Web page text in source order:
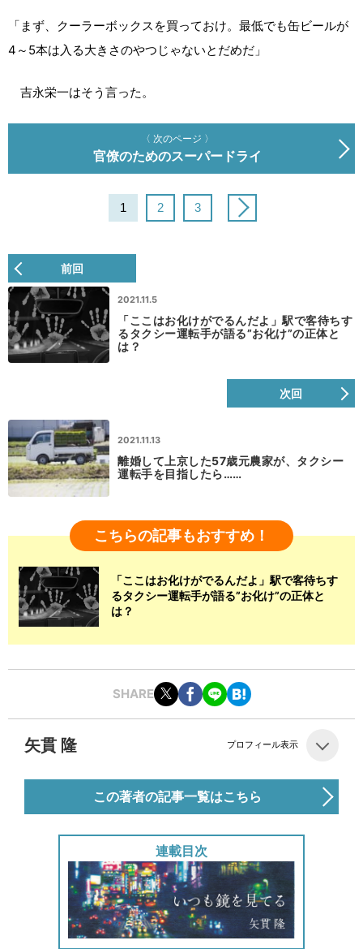
「まず、クーラーボックスを買っておけ。最低でも缶ビールが
4～5本は入る大きさのやつじゃないとだめだ」
吉永栄一はそう言った。
〈 次のページ 〉
官僚のためのスーパードライ
1 2 3
前回
2021.11.5
「ここはお化けがでるんだよ」駅で客待ちす
るタクシー運転手が語る”お化け”の正体と
は？
次回
2021.11.13
離婚して上京した57歳元農家が、タクシー
運転手を目指したら……
こちらの記事もおすすめ！
「ここはお化けがでるんだよ」駅で客待ちす
るタクシー運転手が語る”お化け”の正体と
は？
SHARE
矢貫 隆 プロフィール表示
この著者の記事一覧はこちら
連載目次